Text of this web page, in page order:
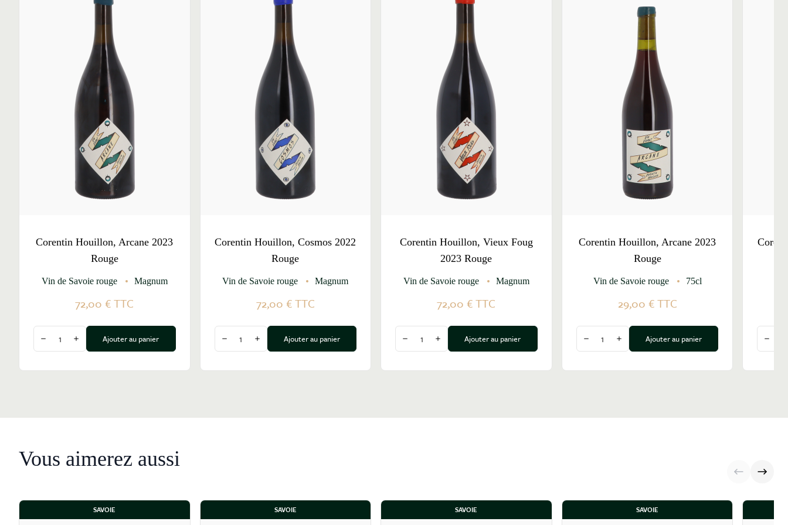
Corentin Houillon, Arcane 2023
Rouge
Vin de Savoie rouge Magnum
72,00 €TTC
Diminuer la quantité
Augmenter la quantité
Ajouter au panier
Corentin Houillon, Cosmos 2022
Rouge
Vin de Savoie rouge Magnum
72,00 €TTC
Diminuer la quantité
Augmenter la quantité
Ajouter au panier
Corentin Houillon, Vieux Foug
2023 Rouge
Vin de Savoie rouge Magnum
72,00 € TTC
Diminuer la quantité
Augmenter la quantité
Ajouter au panier
Corentin Houillon, Arcane 2023
Rouge
Vin de Savoie rouge 75cl
29,00 € TTC
Diminuer la quantité
Augmenter la quantité
Ajouter au panier
Vous aimerez aussi
SAVOIE SAVOIE SAVOIE SAVOIE